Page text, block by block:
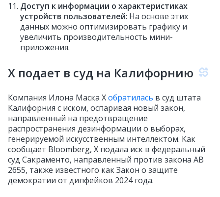
Доступ к информации о характеристиках
устройств пользователей: На основе этих
данных можно оптимизировать графику и
увеличить производительность мини-
приложения.
X подает в суд на Калифорнию
Компания Илона Маска Xобратилась в суд штата
Калифорния с иском, оспаривая новый закон,
направленный на предотвращение
распространения дезинформации о выборах,
генерируемой искусственным интеллектом. Как
сообщает Bloomberg, X подала иск в федеральный
суд Сакраменто, направленный против закона AB
2655, также известного как Закон о защите
демократии от дипфейков 2024 года.